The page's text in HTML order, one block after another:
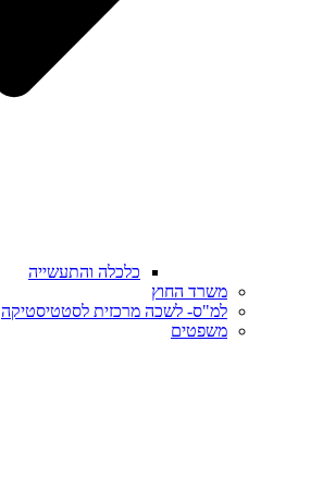
כלכלה והתעשייה
משרד החוץ
למ"ס- לשכה מרכזית לסטטיסטיקה
משפטים